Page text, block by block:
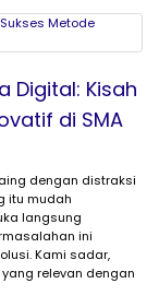
Digital: Kisah
di SMA
dengan distraksi
itu mudah
langsung
ini
Kami sadar,
relevan dengan